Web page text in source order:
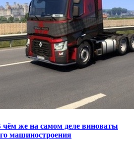
же на самом деле виноваты
машиностроения